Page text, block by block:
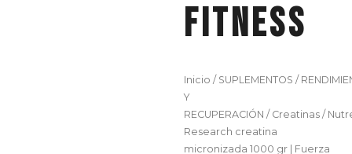
Fitness
Inicio / SUPLEMENTOS /
Y
RECUPERACIÓN / Creatinas /
Research creatina
micronizada 1000 gr | Fuerza